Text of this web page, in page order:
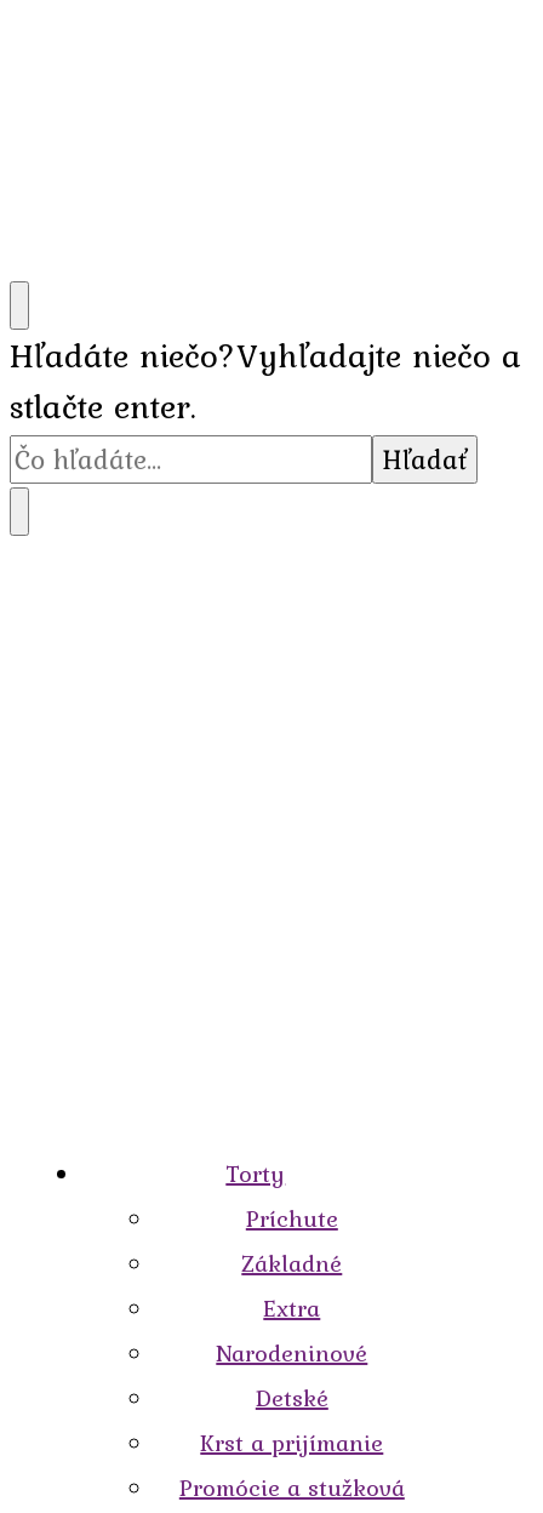
Hľadáte niečo?Vyhľadajte niečo a
stlačte enter.
Torty
Príchute
Základné
Extra
Narodeninové
Detské
Krst a prijímanie
Promócie a stužková